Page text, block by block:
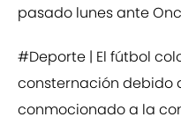
pasado lunes ante
#Deporte | El fútbol
consternación debido
conmocionado a la